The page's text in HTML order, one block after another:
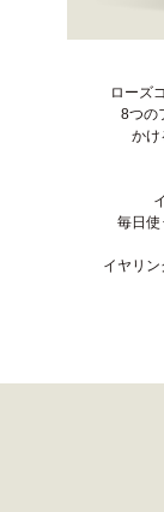
ローズ
8つの
かけ
毎日使
イヤリン